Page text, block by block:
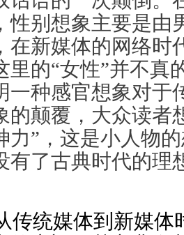
性别想象主要是由
在新媒体的网络时
里的“女性”并不真
一种感官想象对于
的颠覆，大众读者
力”，这是小人物
有了古典时代的理
传统媒体到新媒体